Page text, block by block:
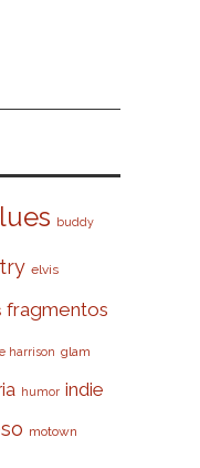
buddy
elvis
fragmentos
harrison glam
humor indie
motown